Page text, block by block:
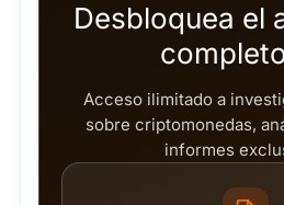
Desbloquea el
Acceso ilimitado a
sobre criptomonedas,
informes